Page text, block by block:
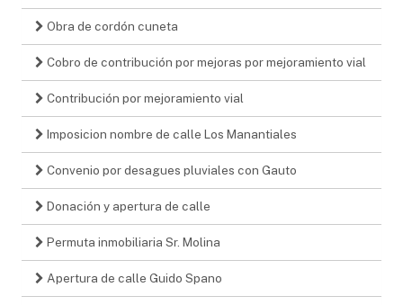
Obra de cordón cuneta
Cobro de contribución por mejoras por mejoramiento vial
Contribución por mejoramiento vial
Imposicion nombre de calle Los Manantiales
Convenio por desagues pluviales con Gauto
Donación y apertura de calle
Permuta inmobiliaria Sr. Molina
Apertura de calle Guido Spano